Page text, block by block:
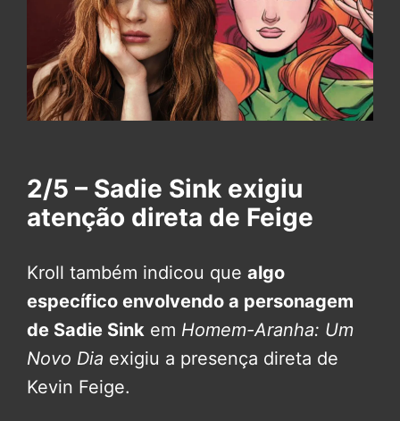
2/5 – Sadie Sink exigiu
atenção direta de Feige
Kroll também indicou que algo
específico envolvendo a personagem
de Sadie Sink em Homem-Aranha: Um
Novo Dia exigiu a presença direta de
Kevin Feige.